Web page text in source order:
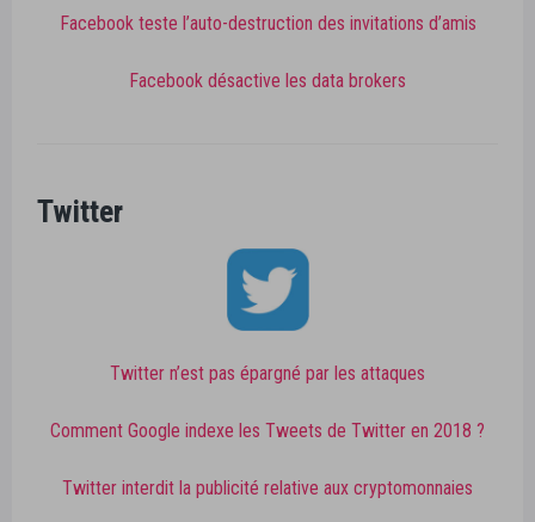
Facebook teste l’auto-destruction des invitations d’amis
Facebook désactive les data brokers
Twitter
Twitter n’est pas épargné par les attaques
Comment Google indexe les Tweets de Twitter en 2018 ?
Twitter interdit la publicité relative aux cryptomonnaies